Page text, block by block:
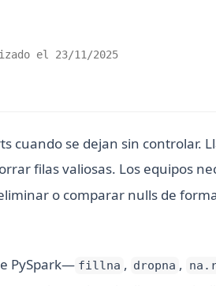
el 23/11/2025
cuando se dejan sin controlar.
filas valiosas. Los equipos
o comparar nulls de
PySpark— fillna , dropna ,